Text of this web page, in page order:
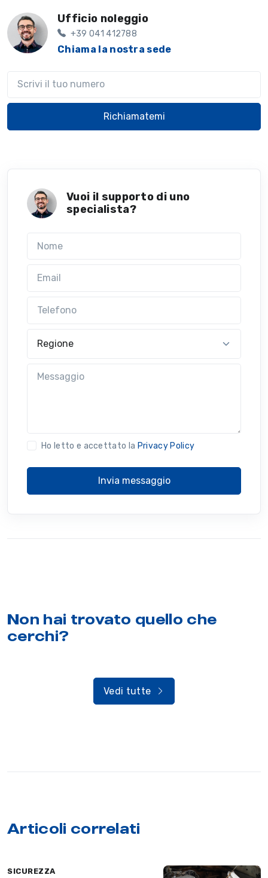
Ufficio noleggio
+39 041 412788
Chiama la nostra sede
Richiamatemi
Vuoi il supporto di uno
specialista?
Ho letto e accettato la Privacy Policy
Invia messaggio
Non hai trovato quello che
cerchi?
Vedi tutte
Articoli correlati
SICUREZZA